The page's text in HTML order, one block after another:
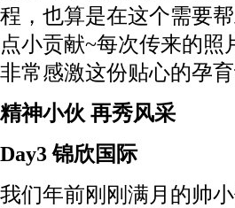
程，也算是在这个需要
点小贡献~每次传来的
非常感激这份贴心的孕
精神小伙 再秀风采
Day3 锦欣国际
我们年前刚刚满月的帅